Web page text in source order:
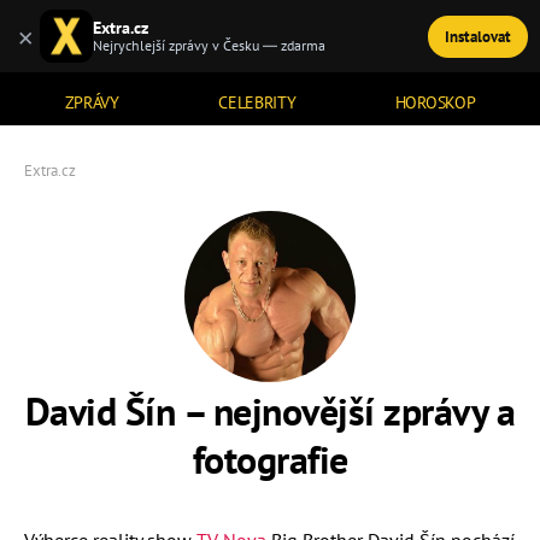
ZPRÁVY CELEBRITY HOROSKOP
TÉMATA
Extra.cz
David Šín – nejnovější zprávy a
fotografie
× Extra.cz
Nejrychlejší zprávy v Česku — zdarma Instalovat